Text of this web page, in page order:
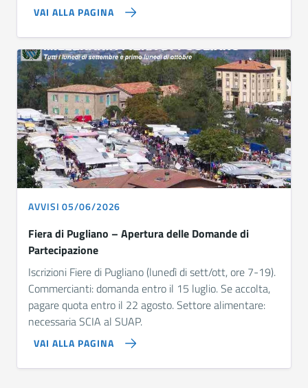
VAI ALLA PAGINA
AVVISI 05/06/2026
Fiera di Pugliano – Apertura delle Domande di
Partecipazione
Iscrizioni Fiere di Pugliano (lunedì di sett/ott, ore 7-19).
Commercianti: domanda entro il 15 luglio. Se accolta,
pagare quota entro il 22 agosto. Settore alimentare:
necessaria SCIA al SUAP.
VAI ALLA PAGINA